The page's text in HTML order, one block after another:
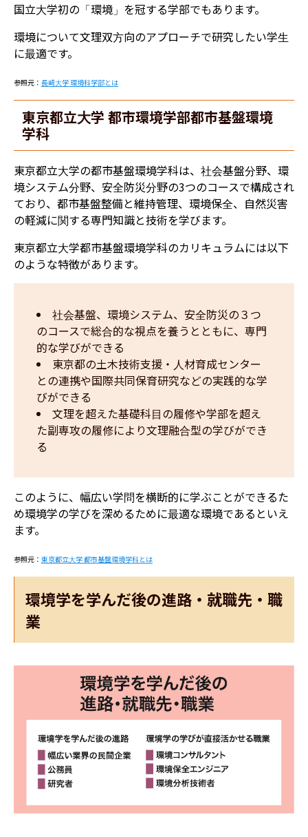
国立大学初の「環境」を冠する学部でもあります。
環境について文理双方向のアプローチで研究したい学生
に最適です。
参照元： 長崎大学 環境科学部とは
東京都立大学 都市環境学部都市基盤環境
学科
東京都立大学の都市基盤環境学科は、社会基盤分野、環
境システム分野、安全防災分野の3つのコースで構成され
ており、都市基盤整備と維持管理、環境保全、自然災害
の軽減に関する専門知識と技術を学びます。
東京都立大学都市基盤環境学科のカリキュラムには以下
のような特徴があります。
社会基盤、環境システム、安全防災の３つ
のコースで総合的な視点を養うとともに、専門
的な学びができる
東京都の土木技術支援・人材育成センター
との連携や国際共同保育研究などの実践的な学
びができる
文理を超えた基礎科目の履修や学部を超え
た副専攻の履修により文理融合型の学びができ
る
このように、幅広い学問を横断的に学ぶことができるた
め環境学の学びを深めるために最適な環境であるといえ
ます。
参照元： 東京都立大学 都市基盤環境学科とは
環境学を学んだ後の進路・就職先・職
業